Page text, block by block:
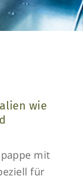
wie
mit
für